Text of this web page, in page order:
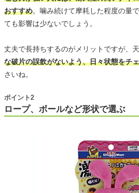
おすすめ。噛み続けて摩耗した程度の量
ても影響は少ないでしょう。
丈夫で長持ちするのがメリットですが、
な破片の誤飲がないよう、日々状態をチ
さいね。
ロープ、ボールなど形状で選ぶ
ポイント2